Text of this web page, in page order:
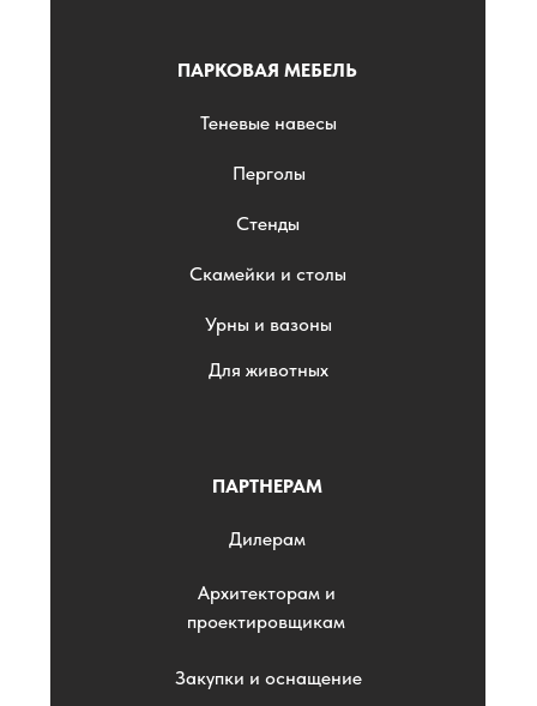
ПАРТНЕРАМ
Архитекторам и
проектировщикам
Дилерам
Закупки и оснащение
ПАРКОВАЯ МЕБЕЛЬ
Теневые навесы
Перголы
Стенды
Скамейки и столы
Урны и вазоны
Для животных